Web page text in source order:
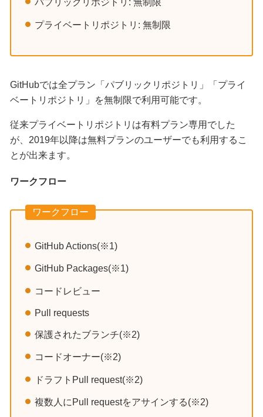
プライベートリポジトリ: 無制限
GitHubでは全プラン「パブリックリポジトリ」「プライ
ベートリポジトリ」を無制限で利用可能です。
従来プライベートリポジトリは有料プラン専用でした
が、2019年以降は無料プランのユーザーでも利用するこ
とが出来ます。
ワークフロー
ワークフロー
GitHub Actions(※1)
GitHub Packages(※1)
コードレビュー
Pull requests
保護されたブランチ(※2)
コードオーナー(※2)
ドラフトPull request(※2)
複数人にPull requestをアサインする(※2)